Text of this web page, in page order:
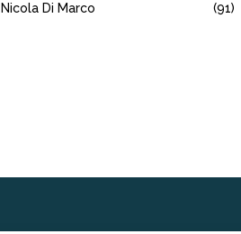
Nicola Di Marco
(91)